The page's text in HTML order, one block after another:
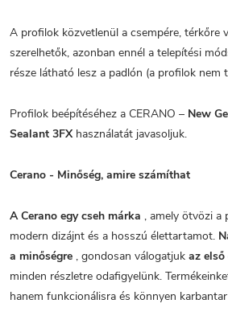
A profilok közvetlenül a csempére, térkőre
szerelhetők, azonban ennél a telepítési
része látható lesz a padlón (a profilok nem
Profilok beépítéséhez a CERANO – New
Sealant 3FXhasználatát javasoljuk.
Cerano - Minőség, amire számíthat
A Cerano egy cseh márka , amely ötvözi a
modern dizájnt és a hosszú élettartamot.
a minőségre , gondosan válogatjuk az
minden részletre odafigyelünk.
hanem funkcionálisra és könnyen